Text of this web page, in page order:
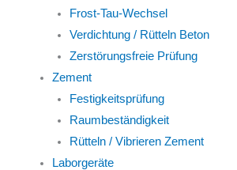
Frost-Tau-Wechsel
Verdichtung / Rütteln Beton
Zerstörungsfreie Prüfung
Zement
Festigkeitsprüfung
Raumbeständigkeit
Rütteln / Vibrieren Zement
Laborgeräte